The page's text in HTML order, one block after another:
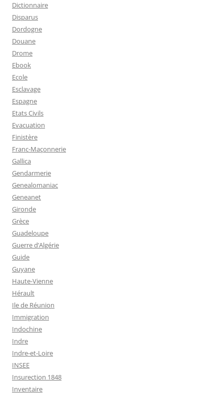
Dictionnaire
Disparus
Dordogne
Douane
Drome
Ebook
Ecole
Esclavage
Espagne
Etats Civils
Evacuation
Finistère
Franc-Maçonnerie
Gallica
Gendarmerie
Genealomaniac
Geneanet
Gironde
Grèce
Guadeloupe
Guerre d’Algérie
Guide
Guyane
Haute-Vienne
Hérault
Ile de Réunion
Immigration
Indochine
Indre
Indre-et-Loire
INSEE
Insurection 1848
Inventaire